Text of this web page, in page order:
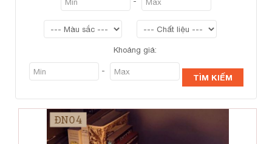
Khoảng giá:
-
TÌM KIẾM